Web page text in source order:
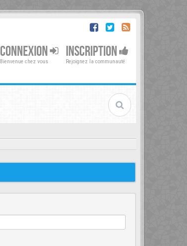
CONNEXION
Bienvenue chez vous
INSCRIPTION
Rejoignez la communauté